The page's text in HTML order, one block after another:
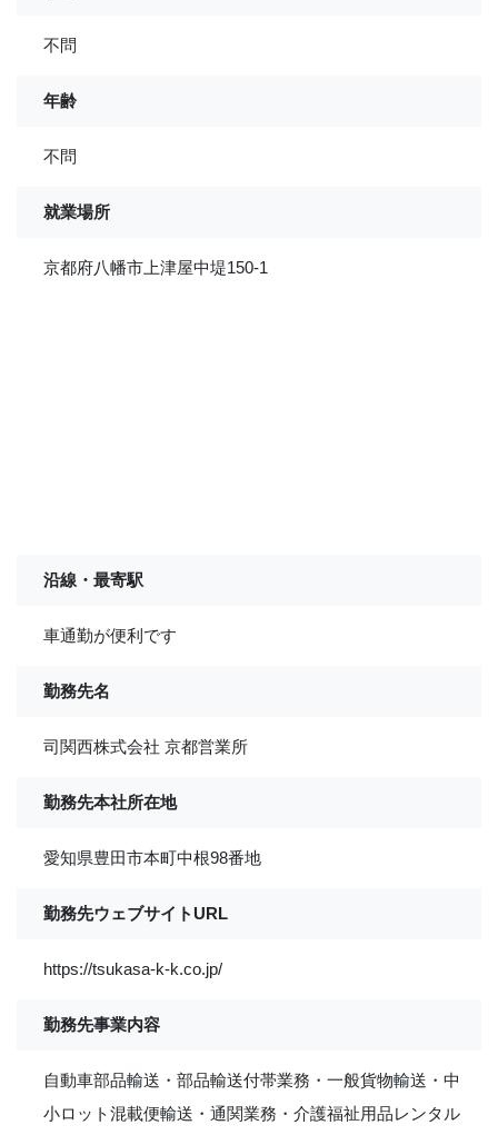
不問
年齢
不問
就業場所
京都府八幡市上津屋中堤150-1
沿線・最寄駅
車通勤が便利です
勤務先名
司関西株式会社 京都営業所
勤務先本社所在地
愛知県豊田市本町中根98番地
勤務先ウェブサイトURL
https://tsukasa-k-k.co.jp/
勤務先事業内容
自動車部品輸送・部品輸送付帯業務・一般貨物輸送・中
小ロット混載便輸送・通関業務・介護福祉用品レンタル